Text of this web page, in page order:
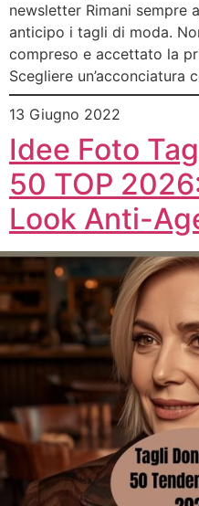
newsletter Rimani sempre
anticipo i tagli di moda.
compreso e accettato la
Scegliere un’acconciatura
13 Giugno 2022
Idee Foto
50 TOP
Look Anti-